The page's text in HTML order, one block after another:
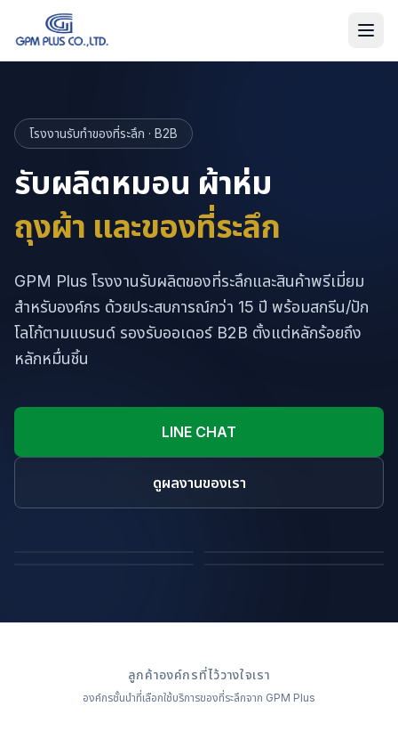
โรงงานรับทำของที่ระลึก · B2B
รับผลิตหมอน ผ้าห่ม
ถุงผ้า และของที่ระลึก
GPM Plus โรงงานรับผลิตของที่ระลึกและสินค้าพรีเมี่ยม
สำหรับองค์กร ด้วยประสบการณ์กว่า 15 ปี พร้อมสกรีน/ปัก
โลโก้ตามแบรนด์ รองรับออเดอร์ B2B ตั้งแต่หลักร้อยถึง
หลักหมื่นชิ้น
LINE CHAT
ดูผลงานของเรา
ลูกค้าองค์กรที่ไว้วางใจเรา
องค์กรชั้นนำที่เลือกใช้บริการของที่ระลึกจาก GPM Plus